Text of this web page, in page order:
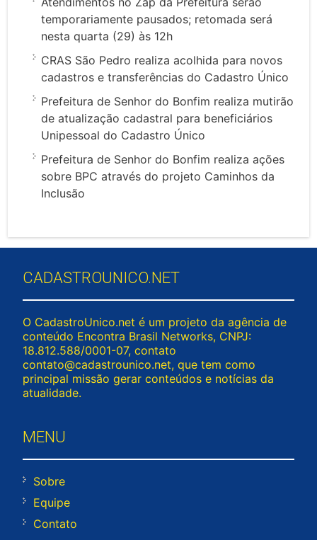
temporariamente pausados; retomada será
nesta quarta (29) às 12h
CRAS São Pedro realiza acolhida para novos
cadastros e transferências do Cadastro Único
Prefeitura de Senhor do Bonfim realiza mutirão
de atualização cadastral para beneficiários
Unipessoal do Cadastro Único
Prefeitura de Senhor do Bonfim realiza ações
sobre BPC através do projeto Caminhos da
Inclusão
CADASTROUNICO.NET
O CadastroUnico.net é um projeto da agência de
conteúdo Encontra Brasil Networks, CNPJ:
18.812.588/0001-07, contato
contato@cadastrounico.net, que tem como
principal missão gerar conteúdos e notícias da
atualidade.
MENU
Sobre
Equipe
Contato